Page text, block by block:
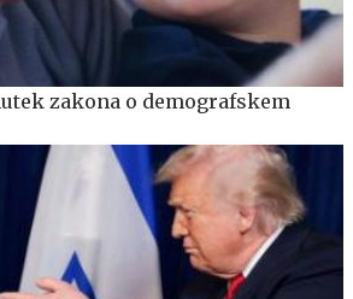
zakona o demografskem